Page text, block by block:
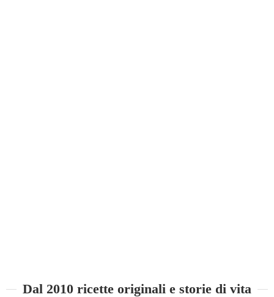
Dal 2010 ricette originali e storie di vita